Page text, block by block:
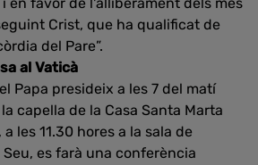
Crist, que ha qualificat de
del Pare”.
al Vaticà
Papa presideix a les 7 del matí
capella de la Casa Santa Marta
les 11.30 hores a la sala de
es farà una conferència